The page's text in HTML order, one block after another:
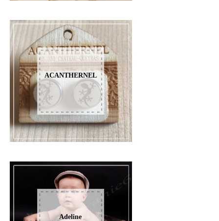
ACANTHERNEL
Adeline